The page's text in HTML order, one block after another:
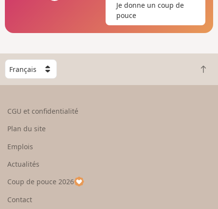
Je donne un coup de
pouce
C
h
o
e
u
p
a
R
e
CGU et confidentialité
Plan du site
Emplois
Actualités
Coup de pouce 2026
Contact